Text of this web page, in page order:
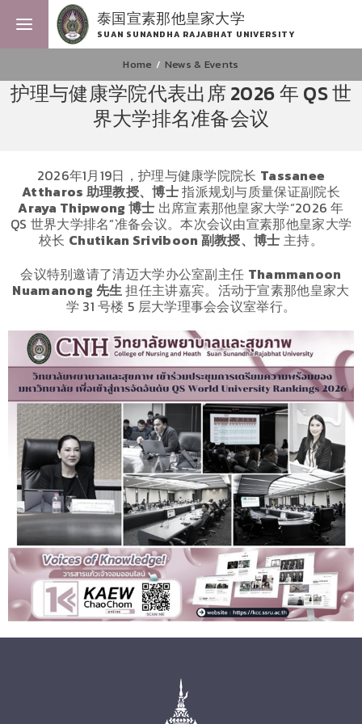
泰国宣素那他皇家大学
SUAN SUNANDHA RAJABHAT UNIVERSITY
Home News & Events
护理与健康学院代表出席 2026 年 QS 世
界大学排名准备会议
2026年1月19日，护理与健康学院院长 Tassanee
Attharos 助理教授、博士指派规划与质量保证副院长
Araya Thipwong 博士 出席宣素那他皇家大学“2026 年
QS 世界大学排名”准备会议。本次会议由宣素那他皇家大学
校长 Chutikan Sriviboon 副教授、博士 主持。
会议特别邀请了清迈大学办公室副主任 Thammanoon
Nuamanong 先生担任主讲嘉宾。活动于宣素那他皇家大
学 31 号楼 5 层大学理事会会议室举行。